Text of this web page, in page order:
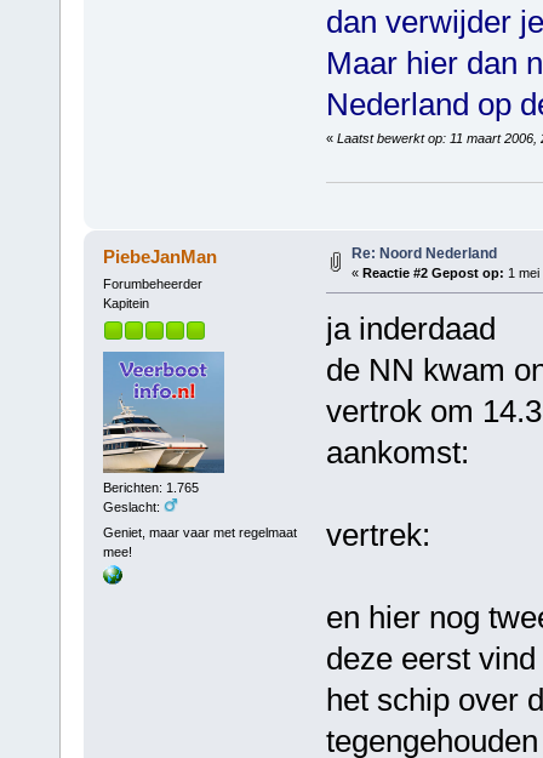
dan verwijder
Maar hier dan
Nederland op
« Laatst bewerkt op: 11 maart 2006,
PiebeJanMan
Forumbeheerder
Kapitein
Berichten: 1.765
Geslacht:
Geniet, maar vaar met regelmaat
mee!
Re: Noord Nederland
« Reactie #2 Gepost op: 1
ja inderdaad
de NN kwam
vertrok om
aankomst:
vertrek:
en hier nog
deze eerst
het schip over